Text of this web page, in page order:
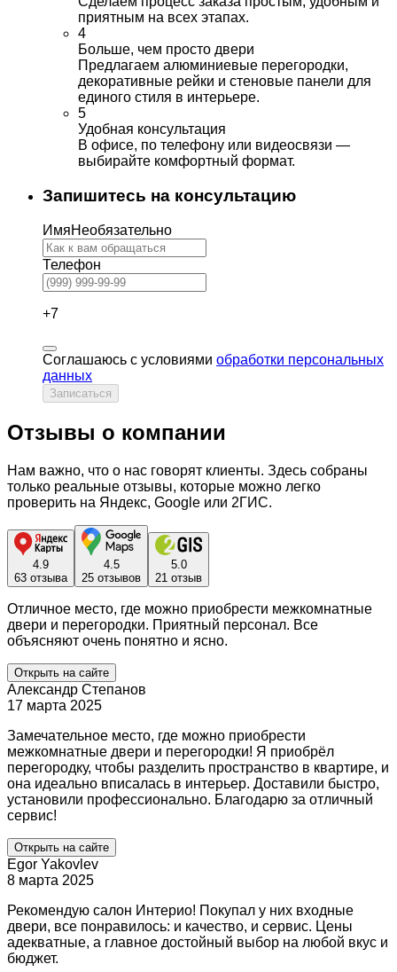
приятным на всех этапах.
4
Больше, чем просто двери
Предлагаем алюминиевые перегородки,
декоративные рейки и стеновые панели для
единого стиля в интерьере.
5
Удобная консультация
В офисе, по телефону или видеосвязи —
выбирайте комфортный формат.
Запишитесь на консультацию
ИмяНеобязательно
Телефон
+7
Соглашаюсь с условиями обработки персональных
данных
Записаться
Отзывы о компании
Нам важно, что о нас говорят клиенты. Здесь собраны
только реальные отзывы, которые можно легко
проверить на Яндекс, Google или 2ГИС.
4.9
63 отзыва
4.5
25 отзывов
5.0
21 отзыв
Отличное место, где можно приобрести межкомнатные
двери и перегородки. Приятный персонал. Все
объясняют очень понятно и ясно.
Открыть на сайте
Александр Степанов
17 марта 2025
Замечательное место, где можно приобрести
межкомнатные двери и перегородки! Я приобрёл
перегородку, чтобы разделить пространство в квартире, и
она идеально вписалась в интерьер. Доставили быстро,
установили профессионально. Благодарю за отличный
сервис!
Открыть на сайте
Egor Yakovlev
8 марта 2025
Рекомендую салон Интерио! Покупал у них входные
двери, все понравилось: и качество, и сервис. Цены
адекватные, а главное достойный выбор на любой вкус и
бюджет.